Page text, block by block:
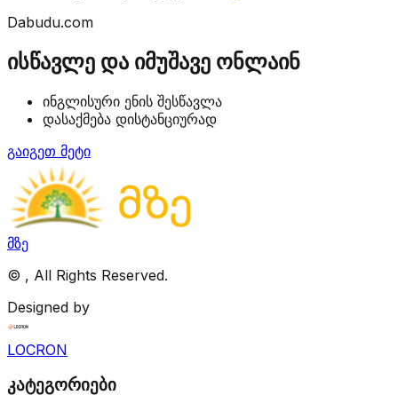
Dabudu.com
ისწავლე და იმუშავე ონლაინ
ინგლისური ენის შესწავლა
დასაქმება დისტანციურად
გაიგეთ მეტი
მზე
© , All Rights Reserved.
Designed by
LOCRON
კატეგორიები